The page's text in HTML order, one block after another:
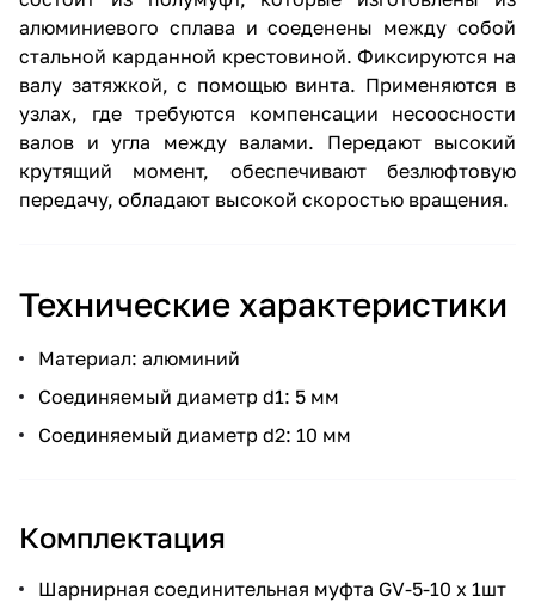
алюминиевого сплава и соеденены между собой
стальной карданной крестовиной. Фиксируются на
валу затяжкой, с помощью винта. Применяются в
узлах, где требуются компенсации несоосности
валов и угла между валами. Передают высокий
крутящий момент, обеспечивают безлюфтовую
передачу, обладают высокой скоростью вращения.
Технические характеристики
Материал: алюминий
Соединяемый диаметр d1: 5 мм
Соединяемый диаметр d2: 10 мм
Комплектация
Шарнирная соединительная муфта GV-5-10 х 1шт